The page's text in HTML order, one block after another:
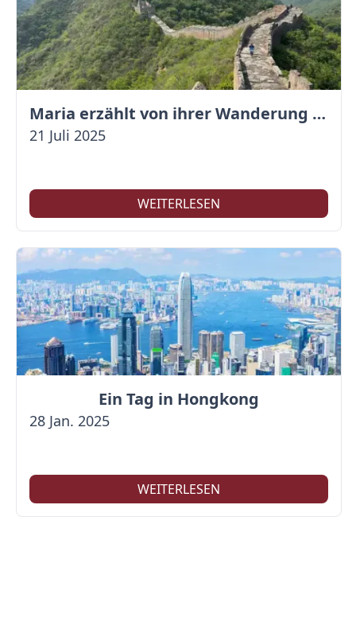
Maria erzählt von ihrer Wanderung auf der Großen Mauer
21 Juli 2025
WEITERLESEN
Ein Tag in Hongkong
28 Jan. 2025
WEITERLESEN